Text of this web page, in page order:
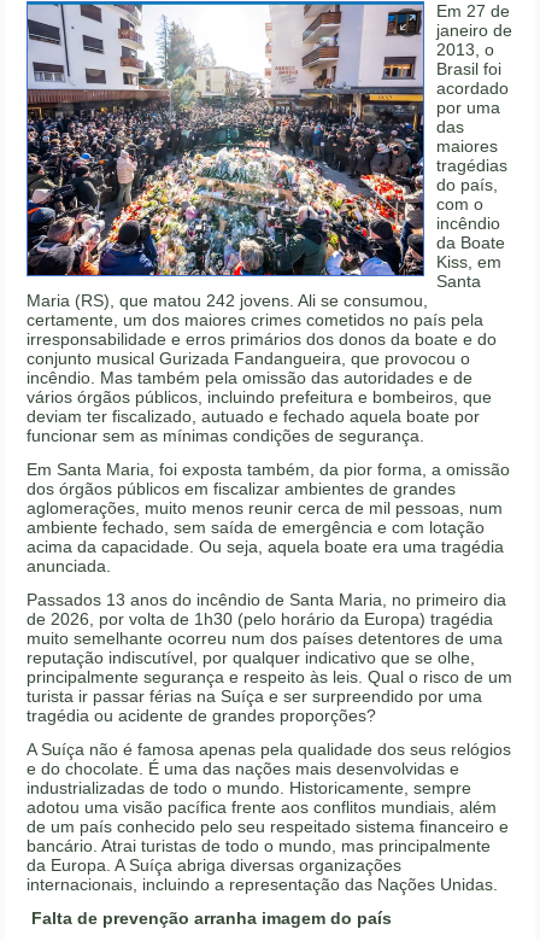
Em 27 de
janeiro de
2013, o
Brasil foi
acordado
por uma
das
maiores
tragédias
do país,
com o
incêndio
da Boate
Kiss, em
Santa
Maria (RS), que matou 242 jovens. Ali se consumou,
certamente, um dos maiores crimes cometidos no país pela
irresponsabilidade e erros primários dos donos da boate e do
conjunto musical Gurizada Fandangueira, que provocou o
incêndio. Mas também pela omissão das autoridades e de
vários órgãos públicos, incluindo prefeitura e bombeiros, que
deviam ter fiscalizado, autuado e fechado aquela boate por
funcionar sem as mínimas condições de segurança.
Em Santa Maria, foi exposta também, da pior forma, a omissão
dos órgãos públicos em fiscalizar ambientes de grandes
aglomerações, muito menos reunir cerca de mil pessoas, num
ambiente fechado, sem saída de emergência e com lotação
acima da capacidade. Ou seja, aquela boate era uma tragédia
anunciada.
Passados 13 anos do incêndio de Santa Maria, no primeiro dia
de 2026, por volta de 1h30 (pelo horário da Europa) tragédia
muito semelhante ocorreu num dos países detentores de uma
reputação indiscutível, por qualquer indicativo que se olhe,
principalmente segurança e respeito às leis. Qual o risco de um
turista ir passar férias na Suíça e ser surpreendido por uma
tragédia ou acidente de grandes proporções?
A Suíça não é famosa apenas pela qualidade dos seus relógios
e do chocolate. É uma das nações mais desenvolvidas e
industrializadas de todo o mundo. Historicamente, sempre
adotou uma visão pacífica frente aos conflitos mundiais, além
de um país conhecido pelo seu respeitado sistema financeiro e
bancário. Atrai turistas de todo o mundo, mas principalmente
da Europa. A Suíça abriga diversas organizações
internacionais, incluindo a representação das Nações Unidas.
Falta de prevenção arranha imagem do país